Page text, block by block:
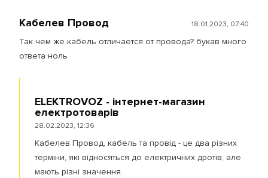
Кабелев Провод 18.01.2023, 07:40
Так чем же кабель отличается от провода? букав много
ответа ноль
ELEKTROVOZ - інтернет-магазин
електротоварів
28.02.2023, 12:36
Кабелев Провод, кабель та провід - це два різних
терміни, які відносяться до електричних дротів, але
мають різні значення.